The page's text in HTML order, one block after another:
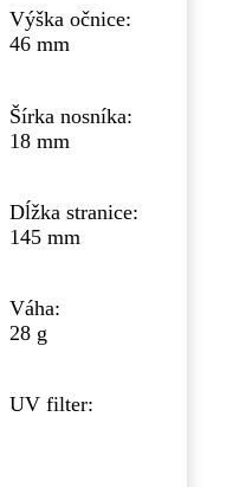
Výška očnice:
46 mm
Šírka nosníka:
18 mm
Dĺžka stranice:
145 mm
Váha:
28 g
UV filter: